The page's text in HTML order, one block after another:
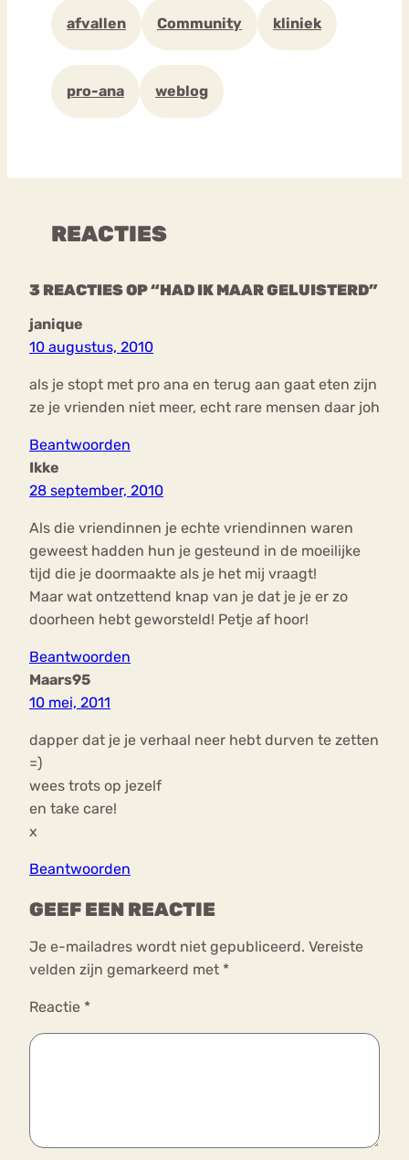
afvallen Community kliniek
pro-ana weblog
REACTIES
3 REACTIES OP “HAD IK MAAR GELUISTERD”
janique
10 augustus, 2010
als je stopt met pro ana en terug aan gaat eten zijn
ze je vrienden niet meer, echt rare mensen daar joh
Beantwoorden
Ikke
28 september, 2010
Als die vriendinnen je echte vriendinnen waren
geweest hadden hun je gesteund in de moeilijke
tijd die je doormaakte als je het mij vraagt!
Maar wat ontzettend knap van je dat je je er zo
doorheen hebt geworsteld! Petje af hoor!
Beantwoorden
Maars95
10 mei, 2011
dapper dat je je verhaal neer hebt durven te zetten
=)
wees trots op jezelf
en take care!
x
Beantwoorden
GEEF EEN REACTIE
Je e-mailadres wordt niet gepubliceerd. Vereiste
velden zijn gemarkeerd met *
Reactie *